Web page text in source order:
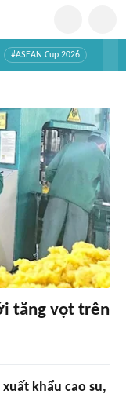
#ASEAN Cup 2026
tăng vọt trên
khẩu cao su,